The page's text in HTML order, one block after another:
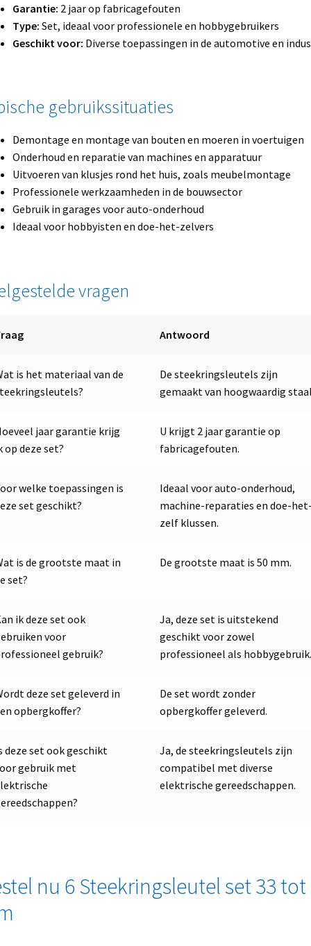
Garantie: 2 jaar op fabricagefouten
Type: Set, ideaal voor professionele en hobbygebruikers
Geschikt voor: Diverse toepassingen in de automotive en
gebruikssituaties
Demontage en montage van bouten en moeren in voertuigen
Onderhoud en reparatie van machines en apparatuur
Uitvoeren van klusjes rond het huis, zoals meubelmontage
Professionele werkzaamheden in de bouwsector
Gebruik in garages voor auto-onderhoud
Ideaal voor hobbyisten en doe-het-zelvers
vragen
Antwoord
is het materiaal van de
De steekringsleutels zijn
gemaakt van hoogwaardig
jaar garantie krijg
op deze set?
U krijgt 2 jaar garantie op
fabricagefouten.
welke toepassingen is
set geschikt?
Ideaal voor auto-onderhoud,
machine-reparaties en doe-
zelf klussen.
is de grootste maat in
set?
De grootste maat is 50 mm.
ik deze set ook
voor
gebruik?
Ja, deze set is uitstekend
geschikt voor zowel
professioneel als
deze set geleverd in
opbergkoffer?
De set wordt zonder
opbergkoffer geleverd.
deze set ook geschikt
gebruik met
Ja, de steekringsleutels zijn
compatibel met diverse
elektrische gereedschappen.
nu 6 Steekringsleutel set 33 tot